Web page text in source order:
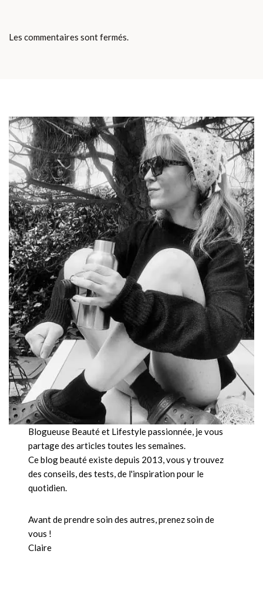
Les commentaires sont fermés.
Blogueuse Beauté et Lifestyle passionnée, je vous
partage des articles toutes les semaines.
Ce blog beauté existe depuis 2013, vous y trouvez
des conseils, des tests, de l'inspiration pour le
quotidien.
Avant de prendre soin des autres, prenez soin de
vous !
Claire